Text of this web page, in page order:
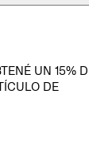
UN 15%
DE